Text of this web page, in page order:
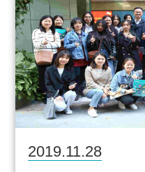
2019.11.28